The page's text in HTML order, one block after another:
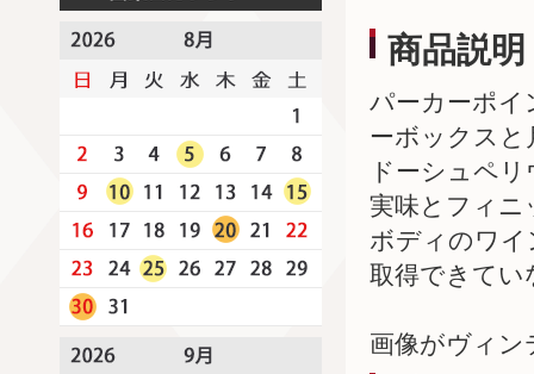
商品説明
パーカーポイ
ーボックス
ドーシュペ
実味とフィニ
ボディのワイ
取得できてい
画像がヴィン